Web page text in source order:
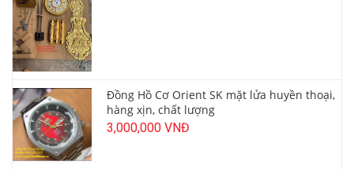
Đồng Hồ Cơ Orient SK mặt lửa huyền thoại,
hàng xịn, chất lượng
3,000,000 VNĐ